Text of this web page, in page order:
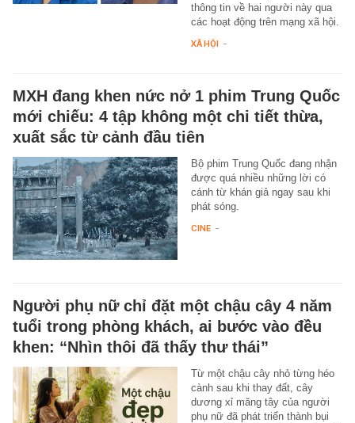
thông tin về hai người này qua
các hoạt động trên mạng xã hội.
XÃ HỘI -
MXH đang khen nức nở 1 phim Trung Quốc
mới chiếu: 4 tập không một chi tiết thừa,
xuất sắc từ cảnh đầu tiên
Bộ phim Trung Quốc đang nhận
được quá nhiều những lời có
cánh từ khán giả ngay sau khi
phát sóng.
CINE -
Người phụ nữ chỉ đặt một chậu cây 4 năm
tuổi trong phòng khách, ai bước vào đều
khen: “Nhìn thôi đã thấy thư thái”
Từ một chậu cây nhỏ từng héo
cành sau khi thay đất, cây
dương xỉ măng tây của người
phụ nữ đã phát triển thành bụi